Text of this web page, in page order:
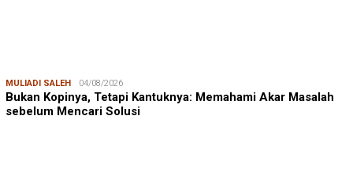
MULIADI SALEH 04/08/2026
Bukan Kopinya, Tetapi Kantuknya: Memahami Akar Masalah
sebelum Mencari Solusi